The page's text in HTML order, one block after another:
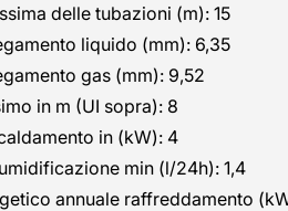
delle tubazioni (m): 15
liquido (mm): 6,35
gas (mm): 9,52
in m (UI sopra): 8
in (kW): 4
min (l/24h): 1,4
annuale raffreddamento